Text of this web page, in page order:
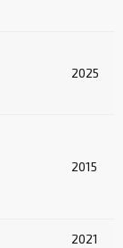
2025
2015
2021